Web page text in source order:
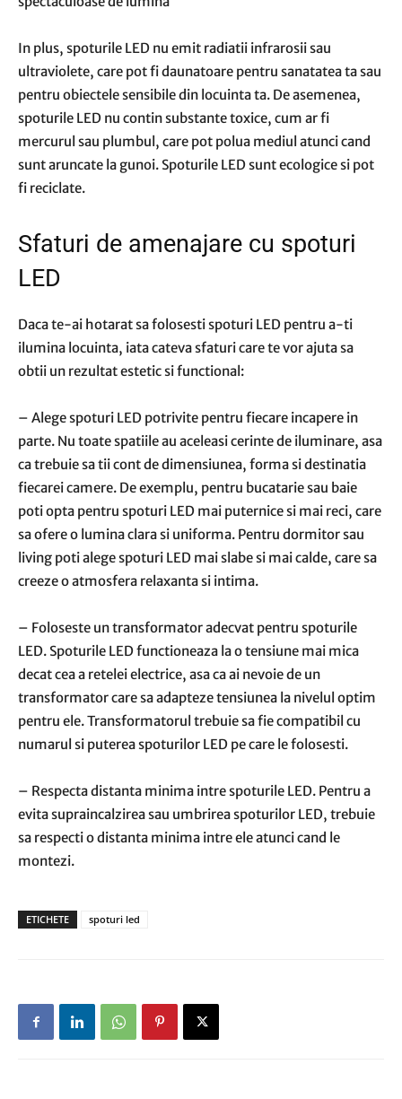
In plus, spoturile LED nu emit radiatii infrarosii sau
ultraviolete, care pot fi daunatoare pentru sanatatea ta sau
pentru obiectele sensibile din locuinta ta. De asemenea,
spoturile LED nu contin substante toxice, cum ar fi
mercurul sau plumbul, care pot polua mediul atunci cand
sunt aruncate la gunoi. Spoturile LED sunt ecologice si pot
fi reciclate.
Sfaturi de amenajare cu spoturi
LED
Daca te-ai hotarat sa folosesti spoturi LED pentru a-ti
ilumina locuinta, iata cateva sfaturi care te vor ajuta sa
obtii un rezultat estetic si functional:
– Alege spoturi LED potrivite pentru fiecare incapere in
parte. Nu toate spatiile au aceleasi cerinte de iluminare, asa
ca trebuie sa tii cont de dimensiunea, forma si destinatia
fiecarei camere. De exemplu, pentru bucatarie sau baie
poti opta pentru spoturi LED mai puternice si mai reci, care
sa ofere o lumina clara si uniforma. Pentru dormitor sau
living poti alege spoturi LED mai slabe si mai calde, care sa
creeze o atmosfera relaxanta si intima.
– Foloseste un transformator adecvat pentru spoturile
LED. Spoturile LED functioneaza la o tensiune mai mica
decat cea a retelei electrice, asa ca ai nevoie de un
transformator care sa adapteze tensiunea la nivelul optim
pentru ele. Transformatorul trebuie sa fie compatibil cu
numarul si puterea spoturilor LED pe care le folosesti.
– Respecta distanta minima intre spoturile LED. Pentru a
evita supraincalzirea sau umbrirea spoturilor LED, trebuie
sa respecti o distanta minima intre ele atunci cand le
montezi.
ETICHETE spoturi led